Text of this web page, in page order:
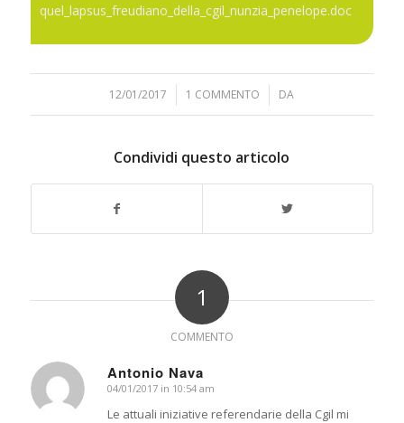
quel_lapsus_freudiano_della_cgil_nunzia_penelope.doc
12/01/2017
/ 1 COMMENTO
/ DA
Condividi questo articolo
1
COMMENTO
Antonio Nava
dice:
04/01/2017 in 10:54 am
Le attuali iniziative referendarie della Cgil mi